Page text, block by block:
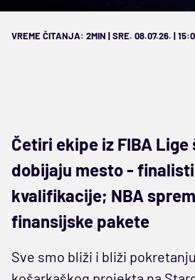
VREME ČITANJA: 2MIN | SRE. 08.07.26. |
Četiri ekipe iz FIBA Lige
dobijaju mesto -
kvalifikacije; NBA
finansijske pakete
Sve smo bliži i bliži